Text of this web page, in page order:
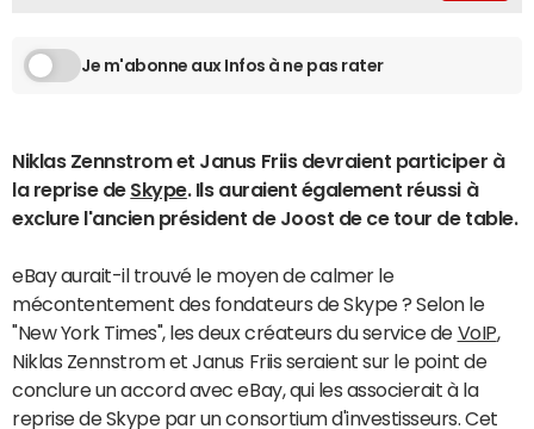
Je m'abonne aux Infos à ne pas rater
Niklas Zennstrom et Janus Friis devraient participer à
la reprise de Skype. Ils auraient également réussi à
exclure l'ancien président de Joost de ce tour de table.
eBay aurait-il trouvé le moyen de calmer le
mécontentement des fondateurs de Skype ? Selon le
"New York Times", les deux créateurs du service de VoIP,
Niklas Zennstrom et Janus Friis seraient sur le point de
conclure un accord avec eBay, qui les associerait à la
reprise de Skype par un consortium d'investisseurs. Cet